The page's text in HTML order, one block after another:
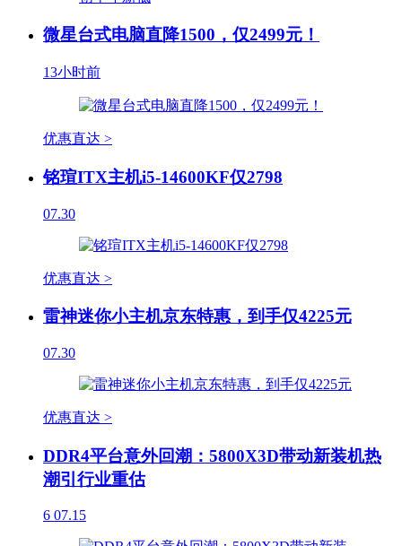
微星台式电脑直降1500，仅2499元！
13小时前
优惠直达 >
铭瑄ITX主机i5-14600KF仅2798
07.30
优惠直达 >
雷神迷你小主机京东特惠，到手仅4225元
07.30
优惠直达 >
DDR4平台意外回潮：5800X3D带动新装机热
潮引行业重估
6 07.15